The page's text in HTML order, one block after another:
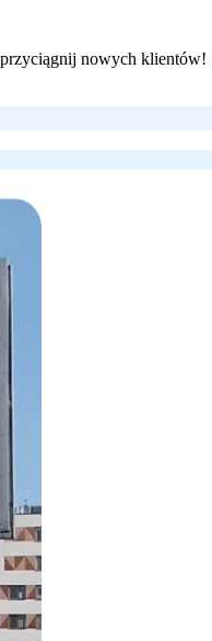
nowych klientów!